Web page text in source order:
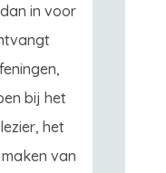
in voor
bij het
het
van